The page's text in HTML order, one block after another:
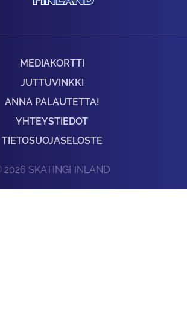
MEDIAKORTTI
JUTTUVINKKI
ANNA PALAUTETTA!
YHTEYSTIEDOT
TIETOSUOJASELOSTE
2026 SKATINGFINLAND